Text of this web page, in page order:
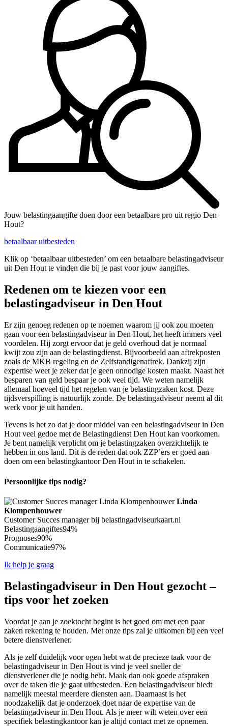
Jouw belastingaangifte doen door een betaalbare pro uit regio Den
Hout?
betaalbaar uitbesteden
Klik op ‘betaalbaar uitbesteden’ om een betaalbare belastingadviseur
uit Den Hout te vinden die bij je past voor jouw aangiftes.
Redenen om te kiezen voor een
belastingadviseur in Den Hout
Er zijn genoeg redenen op te noemen waarom jij ook zou moeten
gaan voor een belastingadviseur in Den Hout, het heeft immers veel
voordelen. Hij zorgt ervoor dat je geld overhoud dat je normaal
kwijt zou zijn aan de belastingdienst. Bijvoorbeeld aan aftrekposten
zoals de MKB regeling en de Zelfstandigenaftrek. Dankzij zijn
expertise weet je zeker dat je geen onnodige kosten maakt. Naast het
besparen van geld bespaar je ook veel tijd. We weten namelijk
allemaal hoeveel tijd het regelen van je belastingzaken kost. Deze
tijdsverspilling is natuurlijk zonde. De belastingadviseur neemt al dit
werk voor je uit handen.
Tevens is het zo dat je door middel van een belastingadviseur in Den
Hout veel gedoe met de Belastingdienst Den Hout kan voorkomen.
Je bent namelijk verplicht om je belastingzaken overzichtelijk te
hebben in ons land. Dit is de reden dat ook ZZP’ers er goed aan
doen om een belastingkantoor Den Hout in te schakelen.
Persoonlijke tips nodig?
Linda
Klompenhouwer
Customer Succes manager bij belastingadviseurkaart.nl
Belastingaangiftes94%
Prognoses90%
Communicatie97%
Ik help je graag
Belastingadviseur in Den Hout gezocht –
tips voor het zoeken
Voordat je aan je zoektocht begint is het goed om met een paar
zaken rekening te houden. Met onze tips zal je uitkomen bij een veel
betere dienstverlener.
Als je zelf duidelijk voor ogen hebt wat de precieze taak voor de
belastingadviseur in Den Hout is vind je veel sneller de
dienstverlener die je nodig hebt. Maak dan ook goede afspraken
over de taken die je gaat uitbesteden. Een belastingadviseur biedt
namelijk meestal meerdere diensten aan. Daarnaast is het
noodzakelijk dat je onderzoek doet naar de expertise van de
belastingadviseur in Den Hout. Als je meer wilt weten over een
specifiek belastingkantoor kan je altijd contact met ze opnemen.